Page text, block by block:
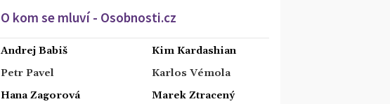
O kom se mluví - Osobnosti.cz
Andrej Babiš
Petr Pavel
Hana Zagorová
Kim Kardashian
Karlos Vémola
Marek Ztracený